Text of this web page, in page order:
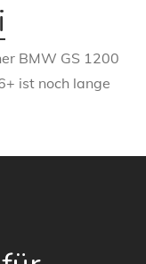
BMW GS 1200
ist noch lange